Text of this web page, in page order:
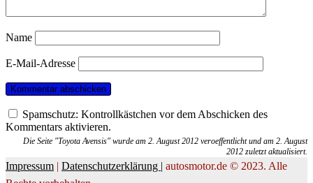
Name
E-Mail-Adresse
Spamschutz: Kontrollkästchen vor dem Abschicken des
Kommentars aktivieren.
Die Seite "Toyota Avensis" wurde am 2. August 2012 veroeffentlicht und am 2. August
2012 zuletzt aktualisiert.
Impressum | Datenschutzerklärung | autosmotor.de © 2023. Alle